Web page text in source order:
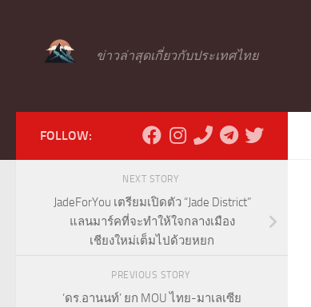
ข่าวล่าสุดเกี่ยวกับประเทศไทย
FOLLOW:
NEXT STORY
JadeForYou เตรียมเปิดตัว “Jade District”
แลนมาร์คที่จะทำให้ใจกลางเมือง
เชียงใหม่เต็มไปด้วยหยก
PREVIOUS STORY
‘ดร.อานนท์’ ยก MOU ไทย-มาเลเซีย